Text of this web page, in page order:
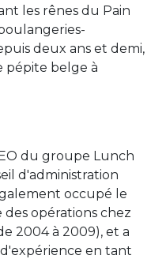
les rênes du Pain
deux ans et demi,
pépite belge à
du groupe Lunch
d'administration
occupé le
opérations chez
2004 à 2009), et a
en tant